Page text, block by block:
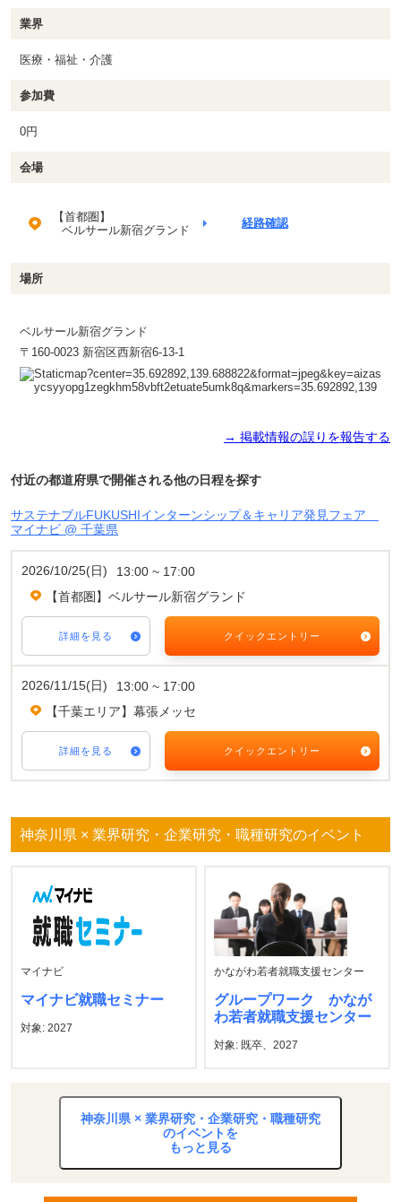
業界
医療・福祉・介護
参加費
0円
会場
【首都圏】
ベルサール新宿グランド
経路確認
場所
ベルサール新宿グランド
〒160-0023 新宿区西新宿6-13-1
→ 掲載情報の誤りを報告する
付近の都道府県で開催される他の日程を探す
サステナブルFUKUSHIインターンシップ＆キャリア発見フェア
マイナビ @ 千葉県
2026/10/25(日)
13:00 ~ 17:00
【首都圏】ベルサール新宿グランド
詳細を見る クイックエントリー
2026/11/15(日)
13:00 ~ 17:00
【千葉エリア】幕張メッセ
詳細を見る クイックエントリー
神奈川県 × 業界研究・企業研究・職種研究のイベント
マイナビ
マイナビ就職セミナー
対象: 2027
かながわ若者就職支援センター
グループワーク かなが
わ若者就職支援センター
対象: 既卒、2027
神奈川県 × 業界研究・企業研究・職種研究
のイベントを
もっと見る